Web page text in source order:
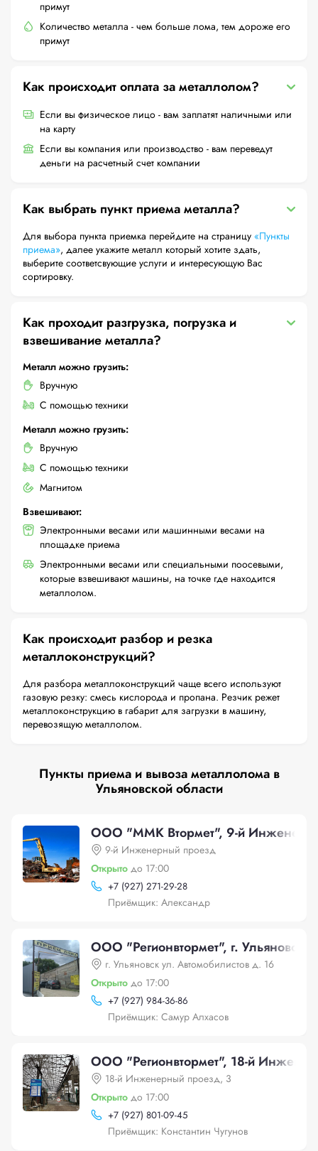
примут
Количество металла - чем больше лома, тем дороже его
примут
Как происходит оплата за металлолом?
Если вы физическое лицо - вам заплатят наличными или
на карту
Если вы компания или производство - вам переведут
деньги на расчетный счет компании
Как выбрать пункт приема металла?
Для выбора пункта приемка перейдите на страницу «Пункты
приема», далее укажите металл который хотите здать,
выберите соответсвующие услуги и интересующую Вас
сортировку.
Как проходит разгрузка, погрузка и
взвешивание металла?
Металл можно грузить:
Вручную
С помощью техники
Металл можно грузить:
Вручную
С помощью техники
Магнитом
Взвешивают:
Электронными весами или машинными весами на
площадке приема
Электронными весами или специальными поосевыми,
которые взвешивают машины, на точке где находится
металлолом.
Как происходит разбор и резка
металлоконструкций?
Для разбора металлоконструкций чаще всего используют
газовую резку: смесь кислорода и пропана. Резчик режет
металлоконструкцию в габарит для загрузки в машину,
перевозящую металлолом.
Пункты приема и вывоза металлолома в
Ульяновской области
ООО "ММК Втормет", 9-й
9-й Инженерный проезд
Открыто до 17:00
+7 (927) 271-29-28
Приёмщик: Александр
ООО "Регионвтормет", г. Ульяновск
г. Ульяновск ул. Автомобилистов д. 16
Открыто до 17:00
+7 (927) 984-36-86
Приёмщик: Самур Алхасов
ООО "Регионвтормет", 18-й
18-й Инженерный проезд, 3
Открыто до 17:00
+7 (927) 801-09-45
Приёмщик: Константин Чугунов